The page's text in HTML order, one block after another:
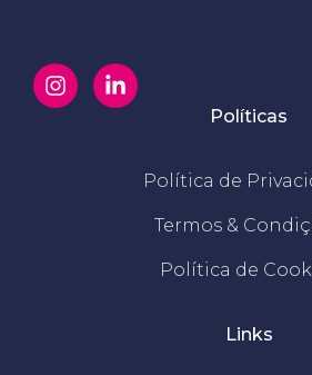
Políticas
Política de
Termos &
Política de
Links